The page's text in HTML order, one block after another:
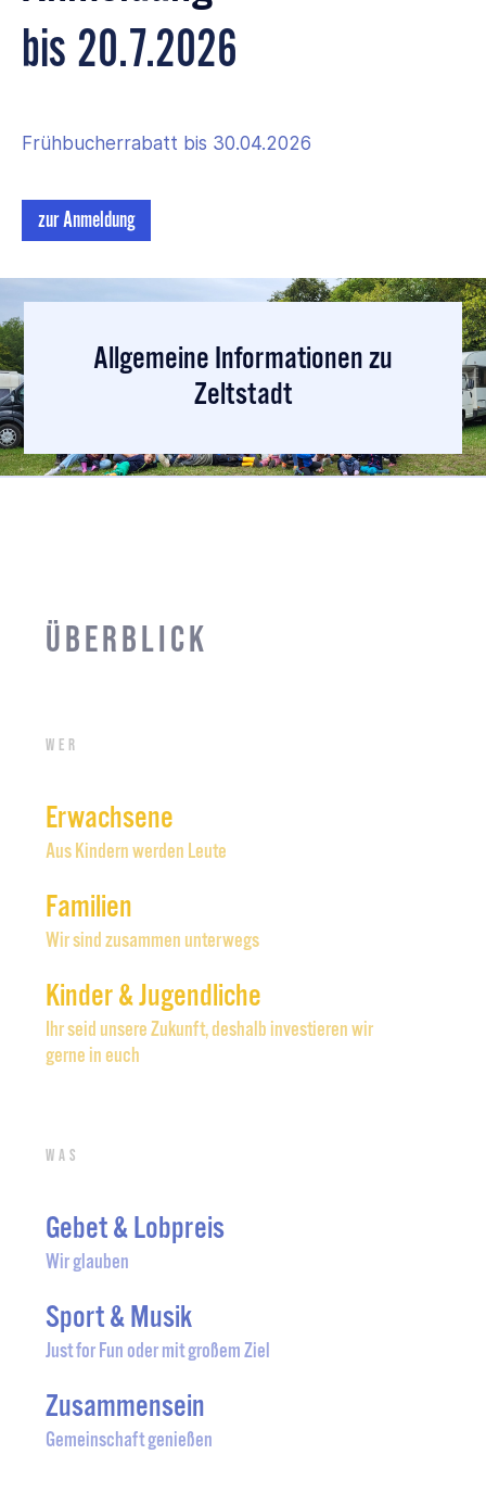
bis 20.7.2026
Frühbucherrabatt bis 30.04.2026
zur Anmeldung
Allgemeine Informationen zu
Zeltstadt
Überblick
Wer
Erwachsene
Aus Kindern werden Leute
Familien
Wir sind zusammen unterwegs
Kinder & Jugendliche
Ihr seid unsere Zukunft, deshalb investieren wir
gerne in euch
Was
Gebet & Lobpreis
Wir glauben
Sport & Musik
Just for Fun oder mit großem Ziel
Zusammensein
Gemeinschaft genießen